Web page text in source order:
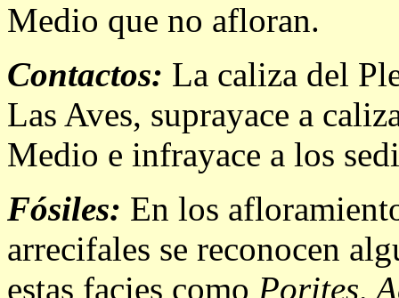
Medio que no afloran.
Contactos: La caliza del
Las Aves, suprayace a
Medio e infrayace a los
Fósiles: En los
arrecifales se reconocen
estas facies como Porites,